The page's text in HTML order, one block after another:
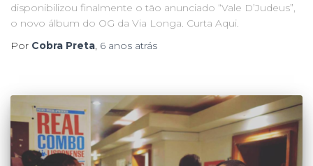
disponibilizou finalmente o tão anunciado “Vale D’Judeus”,
o novo álbum do OG da Via Longa. Curta Aqui.
Por Cobra Preta, 6 anos atrás